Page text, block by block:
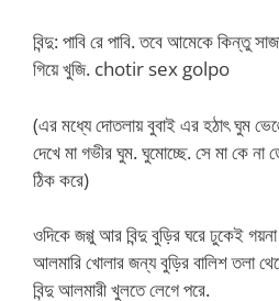
বিন্দু: পাবি রে পাবি. তবে আমেকে কিন্তু
গিয়ে খুজি. chotir sex golpo
(এর মধ্যে দোতলায় বুবাই এর হঠাৎ ঘুম
দেখে মা গভীর ঘুম. ঘুমোচ্ছে. সে মা কে না
ঠিক করে)
ওদিকে জগ্গু আর বিন্দু বুড়ির ঘরে ঢুকেই
আলমারি খোলার জন্য বুড়ির বালিশ তলা
বিন্দু আলমারী খুলতে লেগে পরে.